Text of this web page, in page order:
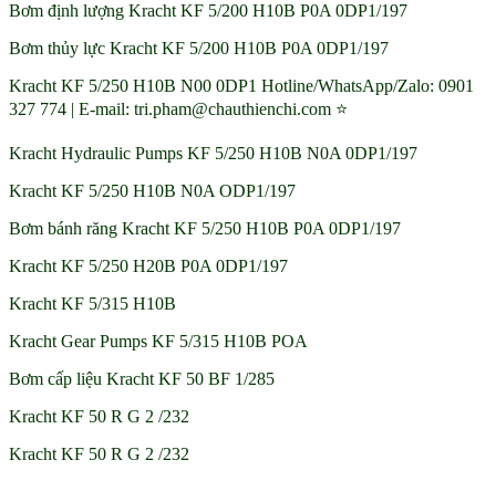
Bơm định lượng Kracht KF 5/200 H10B P0A 0DP1/197
Bơm thủy lực Kracht KF 5/200 H10B P0A 0DP1/197
Kracht KF 5/250 H10B N00 0DP1 Hotline/WhatsApp/Zalo: 0901
327 774 | E-mail: tri.pham@chauthienchi.com ⭐
Kracht Hydraulic Pumps KF 5/250 H10B N0A 0DP1/197
Kracht KF 5/250 H10B N0A ODP1/197
Bơm bánh răng Kracht KF 5/250 H10B P0A 0DP1/197
Kracht KF 5/250 H20B P0A 0DP1/197
Kracht KF 5/315 H10B
Kracht Gear Pumps KF 5/315 H10B POA
Bơm cấp liệu Kracht KF 50 BF 1/285
Kracht KF 50 R G 2 /232
Kracht KF 50 R G 2 /232